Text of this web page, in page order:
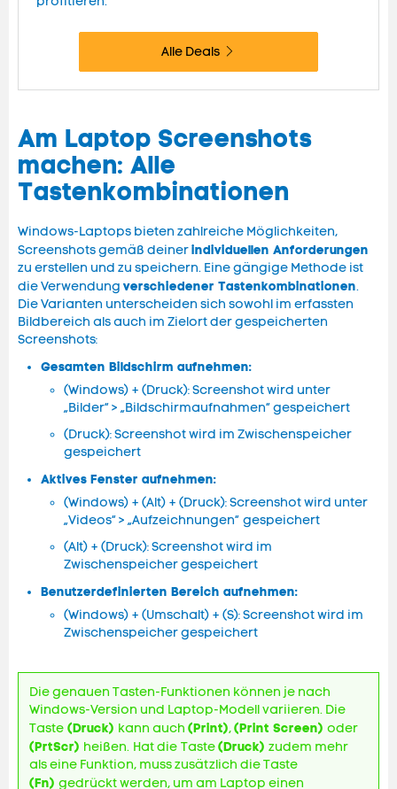
Alle Deals
Am Laptop Screenshots
machen: Alle
Tastenkombinationen
Windows-Laptops bieten zahlreiche Möglichkeiten,
Screenshots gemäß deinerindividuellen Anforderungen
zu erstellen und zu speichern. Eine gängige Methode ist
die Verwendung verschiedener Tastenkombinationen.
Die Varianten unterscheiden sich sowohl im erfassten
Bildbereich als auch im Zielort der gespeicherten
Screenshots:
Gesamten Bildschirm aufnehmen:
(Windows) + (Druck): Screenshot wird unter
„Bilder“ > „Bildschirmaufnahmen“ gespeichert
(Druck): Screenshot wird im Zwischenspeicher
gespeichert
Aktives Fenster aufnehmen:
(Windows) + (Alt) + (Druck): Screenshot wird unter
„Videos“ > „Aufzeichnungen“ gespeichert
(Alt) + (Druck): Screenshot wird im
Zwischenspeicher gespeichert
Benutzerdefinierten Bereich aufnehmen:
(Windows) + (Umschalt) + (S): Screenshot wird im
Zwischenspeicher gespeichert
Die genauen Tasten-Funktionen können je nach
Windows-Version und Laptop-Modell variieren. Die
Taste (Druck) kann auch (Print),(Print Screen) oder
(PrtScr) heißen. Hat die Taste(Druck) zudem mehr
als eine Funktion, muss zusätzlich die Taste
(Fn) gedrückt werden, um am Laptop einen